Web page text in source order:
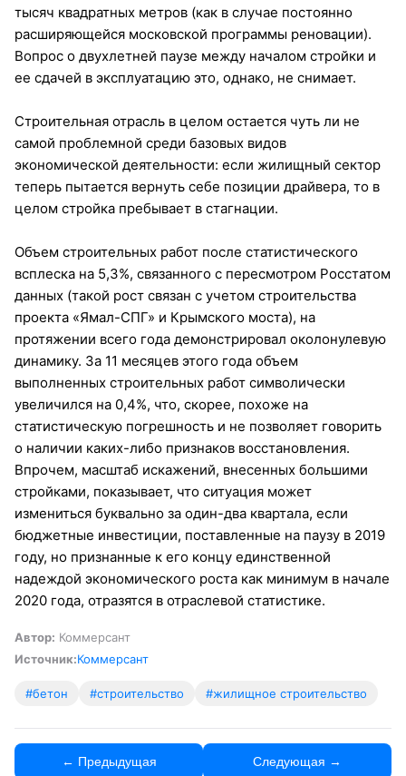
тысяч квадратных метров (как в случае постоянно
расширяющейся московской программы реновации).
Вопрос о двухлетней паузе между началом стройки и
ее сдачей в эксплуатацию это, однако, не снимает.
Строительная отрасль в целом остается чуть ли не
самой проблемной среди базовых видов
экономической деятельности: если жилищный сектор
теперь пытается вернуть себе позиции драйвера, то в
целом стройка пребывает в стагнации.
Объем строительных работ после статистического
всплеска на 5,3%, связанного с пересмотром Росстатом
данных (такой рост связан с учетом строительства
проекта «Ямал-СПГ» и Крымского моста), на
протяжении всего года демонстрировал околонулевую
динамику. За 11 месяцев этого года объем
выполненных строительных работ символически
увеличился на 0,4%, что, скорее, похоже на
статистическую погрешность и не позволяет говорить
о наличии каких-либо признаков восстановления.
Впрочем, масштаб искажений, внесенных большими
стройками, показывает, что ситуация может
измениться буквально за один-два квартала, если
бюджетные инвестиции, поставленные на паузу в 2019
году, но признанные к его концу единственной
надеждой экономического роста как минимум в начале
2020 года, отразятся в отраслевой статистике.
Автор: Коммерсант
Источник:Коммерсант
#бетон #строительство #жилищное строительство
← Предыдущая Следующая →